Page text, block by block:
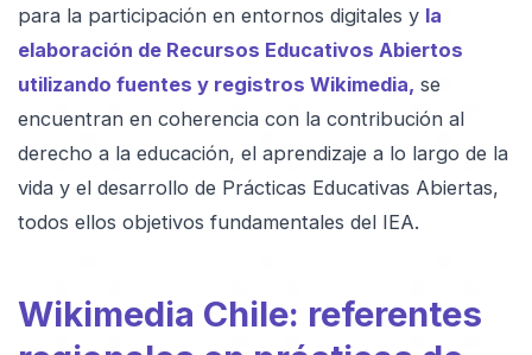
para la participación en entornos digitales y la
elaboración de Recursos Educativos Abiertos
utilizando fuentes y registros Wikimedia, se
encuentran en coherencia con la contribución al
derecho a la educación, el aprendizaje a lo largo de la
vida y el desarrollo de Prácticas Educativas Abiertas,
todos ellos objetivos fundamentales del IEA.
Wikimedia Chile: referentes